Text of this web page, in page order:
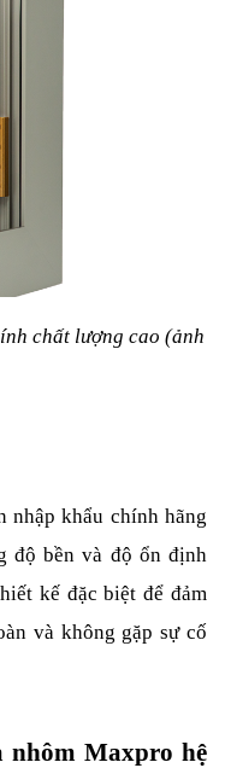
chất lượng cao (ảnh
nhập khẩu chính hãng
độ bền và độ ổn định
kế đặc biệt để đảm
và không gặp sự cố
nhôm Maxpro hệ